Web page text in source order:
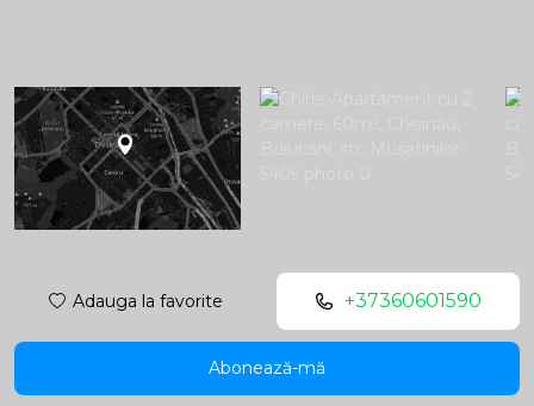
Adauga la favorite +37360601590
Abonează-mă